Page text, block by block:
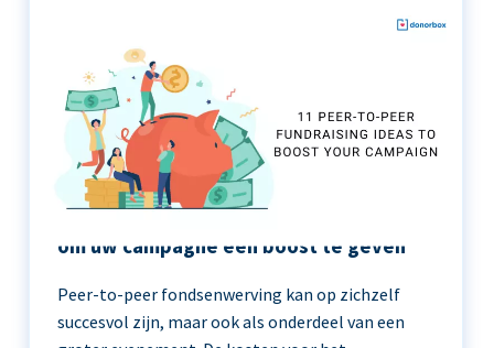
om uw campagne een boost te geven
Peer-to-peer fondsenwerving kan op zichzelf
succesvol zijn, maar ook als onderdeel van een